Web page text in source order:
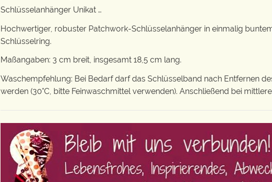
Schlüsselanhänger Unikat …
Hochwertiger, robuster Patchwork-Schlüsselanhänger in einmalig
Schlüsselring.
Maßangaben: 3 cm breit, insgesamt 18,5 cm lang.
Waschempfehlung: Bei Bedarf darf das Schlüsselband nach Entfernen
werden (30°C, bitte Feinwaschmittel verwenden). Anschließend bei